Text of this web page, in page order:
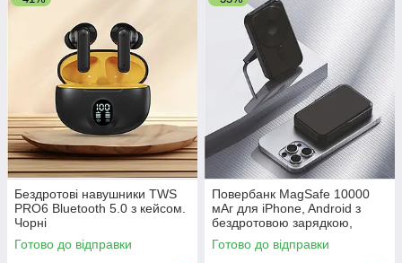
Бездротові навушники TWS
PRO6 Bluetooth 5.0 з кейсом.
Чорні
Готово до відправки
Повербанк MagSafe 10000
мАг для iPhone, Android з
бездротовою зарядкою,
USB+Type-C. Чорний
Готово до відправки